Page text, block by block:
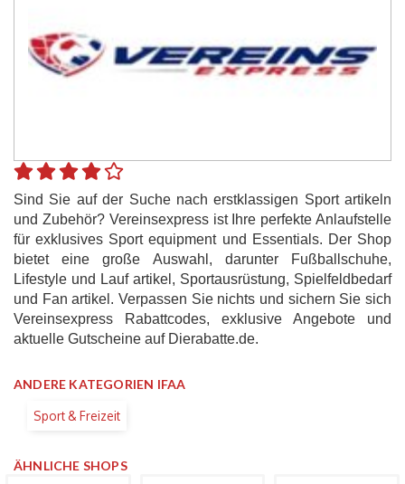
Sind Sie auf der Suche nach erstklassigen Sport artikeln
und Zubehör? Vereinsexpress ist Ihre perfekte Anlaufstelle
für exklusives Sport equipment und Essentials. Der Shop
bietet eine große Auswahl, darunter Fußballschuhe,
Lifestyle und Lauf artikel, Sportausrüstung, Spielfeldbedarf
und Fan artikel. Verpassen Sie nichts und sichern Sie sich
Vereinsexpress Rabattcodes, exklusive Angebote und
aktuelle Gutscheine auf Dierabatte.de.
ANDERE KATEGORIEN IFAA
Sport & Freizeit
ÄHNLICHE SHOPS